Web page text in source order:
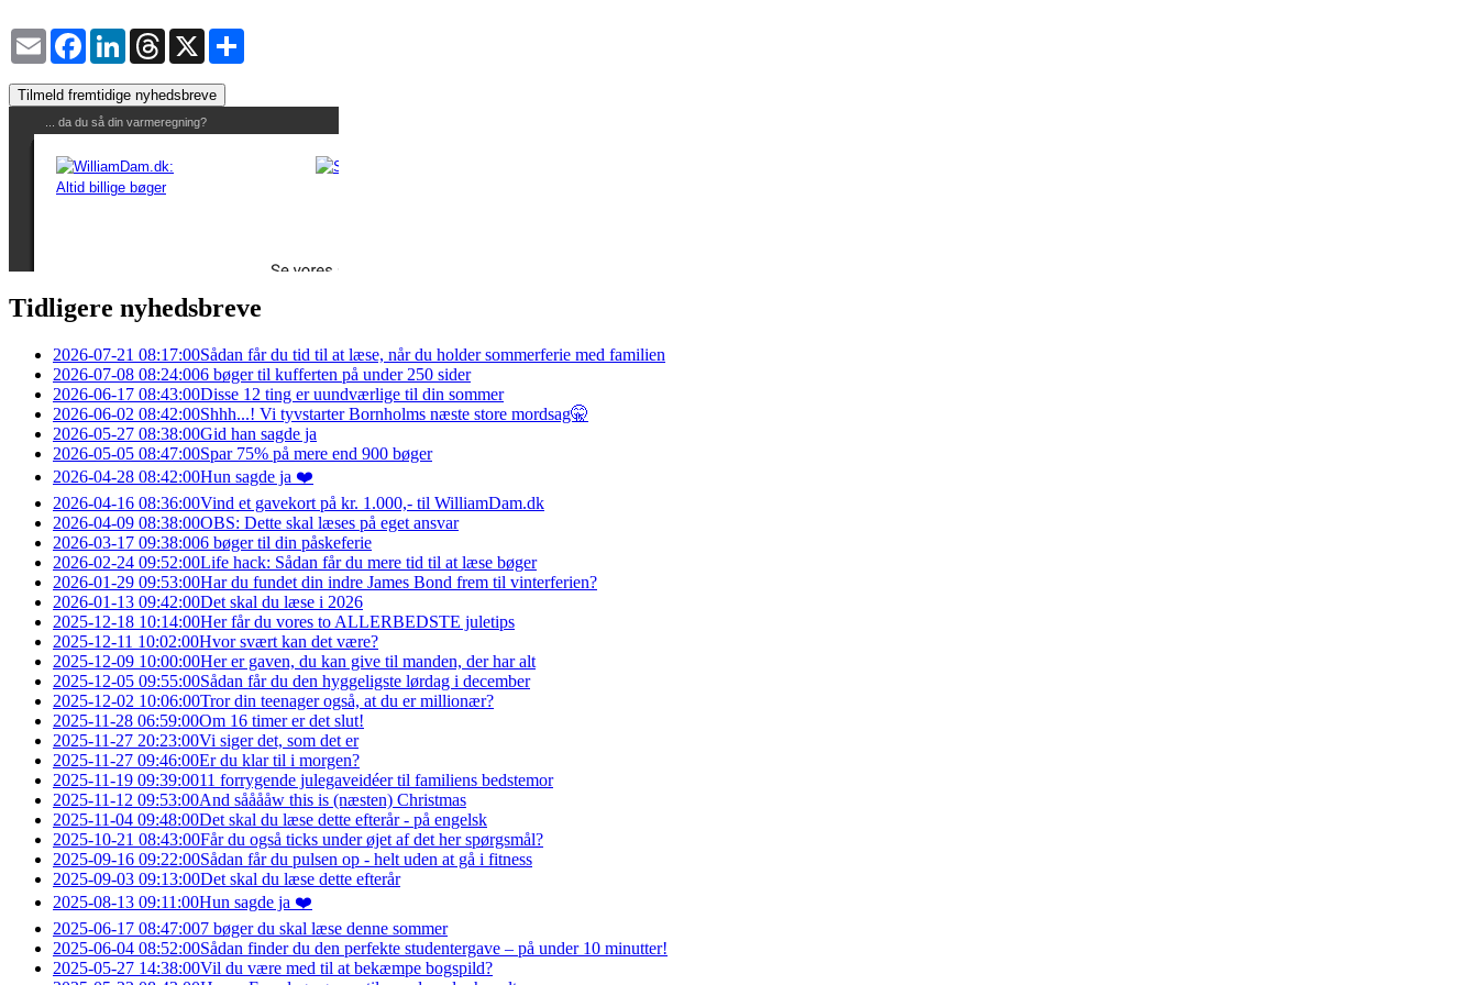
Email FacebookLinkedInThreadsX
Tilmeld fremtidige nyhedsbreve
Tidligere nyhedsbreve
2026-07-21 08:17:00Sådan får du tid til at læse, når du holder sommerferie med familien
2026-07-08 08:24:006 bøger til kufferten på under 250 sider
2026-06-17 08:43:00Disse 12 ting er uundværlige til din sommer
2026-06-02 08:42:00Shhh...! Vi tyvstarter Bornholms næste store mordsag🤫
2026-05-27 08:38:00Gid han sagde ja
2026-05-05 08:47:00Spar 75% på mere end 900 bøger
2026-04-28 08:42:00Hun sagde ja ❤️
2026-04-16 08:36:00Vind et gavekort på kr. 1.000,- til WilliamDam.dk
2026-04-09 08:38:00OBS: Dette skal læses på eget ansvar
2026-03-17 09:38:006 bøger til din påskeferie
2026-02-24 09:52:00Life hack: Sådan får du mere tid til at læse bøger
2026-01-29 09:53:00Har du fundet din indre James Bond frem til vinterferien?
2026-01-13 09:42:00Det skal du læse i 2026
2025-12-18 10:14:00Her får du vores to ALLERBEDSTE juletips
2025-12-11 10:02:00Hvor svært kan det være?
2025-12-09 10:00:00Her er gaven, du kan give til manden, der har alt
2025-12-05 09:55:00Sådan får du den hyggeligste lørdag i december
2025-12-02 10:06:00Tror din teenager også, at du er millionær?
2025-11-28 06:59:00Om 16 timer er det slut!
2025-11-27 20:23:00Vi siger det, som det er
2025-11-27 09:46:00Er du klar til i morgen?
2025-11-19 09:39:0011 forrygende julegaveidéer til familiens bedstemor
2025-11-12 09:53:00And sååååw this is (næsten) Christmas
2025-11-04 09:48:00Det skal du læse dette efterår - på engelsk
2025-10-21 08:43:00Får du også ticks under øjet af det her spørgsmål?
2025-09-16 09:22:00Sådan får du pulsen op - helt uden at gå i fitness
2025-09-03 09:13:00Det skal du læse dette efterår
2025-08-13 09:11:00Hun sagde ja ❤️
2025-06-17 08:47:007 bøger du skal læse denne sommer
2025-06-04 08:52:00Sådan finder du den perfekte studentergave – på under 10 minutter!
2025-05-27 14:38:00Vil du være med til at bekæmpe bogspild?